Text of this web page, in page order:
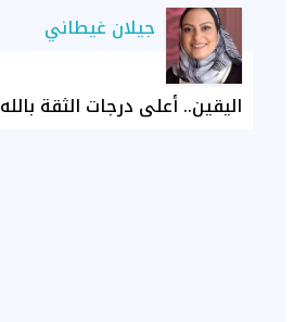
جيلان غيطاني
اليقين.. أعلى درجات الثقة بالله